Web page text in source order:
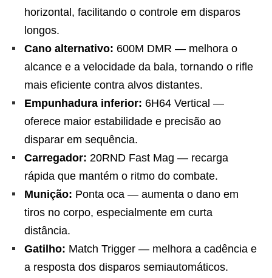
horizontal, facilitando o controle em disparos
longos.
Cano alternativo: 600M DMR — melhora o
alcance e a velocidade da bala, tornando o rifle
mais eficiente contra alvos distantes.
Empunhadura inferior: 6H64 Vertical —
oferece maior estabilidade e precisão ao
disparar em sequência.
Carregador: 20RND Fast Mag — recarga
rápida que mantém o ritmo do combate.
Munição: Ponta oca — aumenta o dano em
tiros no corpo, especialmente em curta
distância.
Gatilho: Match Trigger — melhora a cadência e
a resposta dos disparos semiautomáticos.